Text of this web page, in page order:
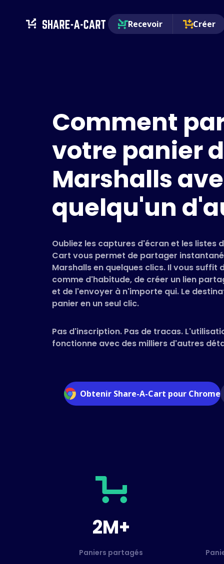
Recevoir Créer
Comment
votre panier
Marshalls
quelqu'un
Oubliez les captures d'écran et les listes
Cart vous permet de partager
Marshalls en quelques clics. Il vous suffit
comme d'habitude, de créer un lien
et de l'envoyer à n'importe qui. Le
panier en un seul clic.
Pas d'inscription. Pas de tracas.
fonctionne avec des milliers d'autres
Obtenir Share-A-Cart pour Chrome
2M+
Paniers partagés